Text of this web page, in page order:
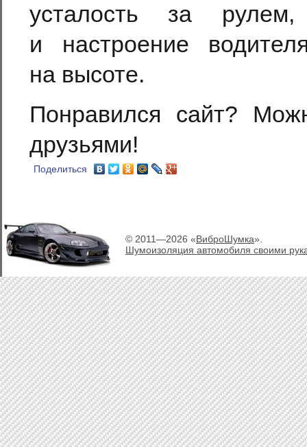
усталость за
и настроение
на высоте.
Понравился сайт?
друзьями!
Поделиться
© 2011—2026 «ВиброШумка».
Шумоизоляция автомобиля своими